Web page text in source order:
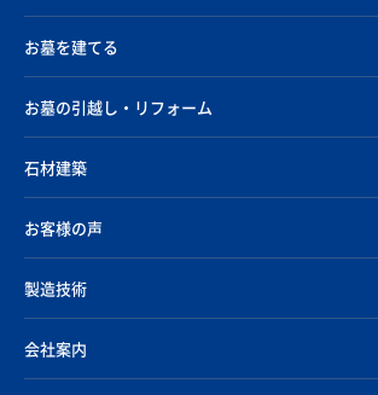
お墓を建てる
お墓の引越し・リフォーム
石材建築
お客様の声
製造技術
会社案内